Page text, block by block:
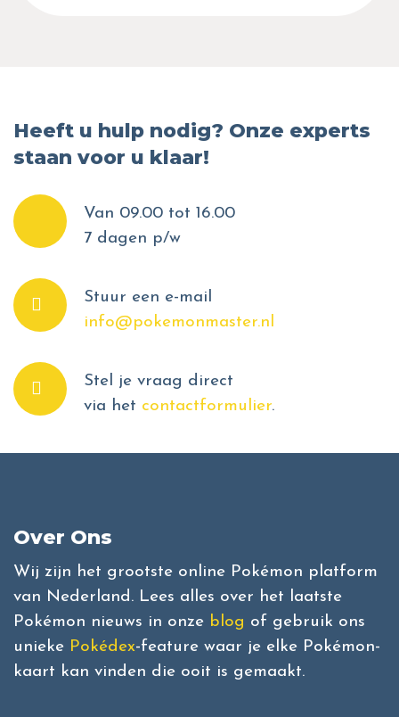
Heeft u hulp nodig? Onze experts
staan voor u klaar!
Van 09.00 tot 16.00
7 dagen p/w
Stuur een e-mail
info@pokemonmaster.nl
Stel je vraag direct
via het contactformulier.
Over Ons
Wij zijn het grootste online Pokémon platform
van Nederland. Lees alles over het laatste
Pokémon nieuws in onze blog of gebruik ons
unieke Pokédex-feature waar je elke Pokémon-
kaart kan vinden die ooit is gemaakt.